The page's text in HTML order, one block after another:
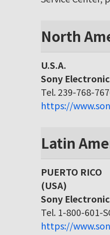
North
U.S.A.
Sony
Tel. 239-768-
https://
Latin
PUERTO RICO
(USA)
Sony
Tel. 1-800-601-
https://